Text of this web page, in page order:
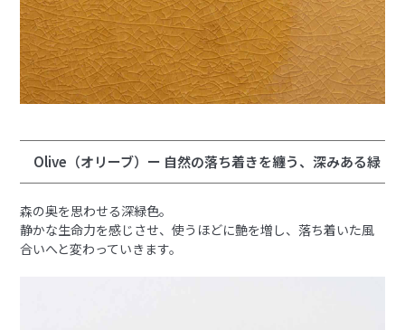
Olive（オリーブ）ー 自然の落ち着きを纏う、深みある緑
森の奥を思わせる深緑色。
静かな生命力を感じさせ、使うほどに艶を増し、落ち着いた風
合いへと変わっていきます。